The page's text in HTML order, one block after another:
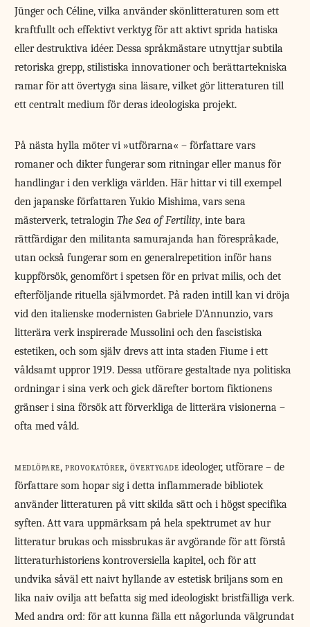
Jünger och Céline, vilka använder skönlitteraturen som ett
kraftfullt och effektivt verktyg för att aktivt sprida hatiska
eller destruktiva idéer. Dessa språkmästare utnyttjar subtila
retoriska grepp, stilistiska innovationer och berättartekniska
ramar för att övertyga sina läsare, vilket gör litteraturen till
ett centralt medium för deras ideologiska projekt.
På nästa hylla möter vi »utförarna« – författare vars
romaner och dikter fungerar som ritningar eller manus för
handlingar i den verkliga världen. Här hittar vi till exempel
den japanske författaren Yukio Mishima, vars sena
mästerverk, tetraloginThe Sea of Fertility, inte bara
rättfärdigar den militanta samurajanda han förespråkade,
utan också fungerar som en generalrepetition inför hans
kuppförsök, genomfört i spetsen för en privat milis, och det
efterföljande rituella självmordet. På raden intill kan vi dröja
vid den italienske modernisten Gabriele D’Annunzio, vars
litterära verk inspirerade Mussolini och den fascistiska
estetiken, och som själv drevs att inta staden Fiume i ett
våldsamt uppror 1919. Dessa utförare gestaltade nya politiska
ordningar i sina verk och gick därefter bortom fiktionens
gränser i sina försök att förverkliga de litterära visionerna –
ofta med våld.
medlöpare, provokatörer, övertygade ideologer, utförare – de
författare som hopar sig i detta inflammerade bibliotek
använder litteraturen på vitt skilda sätt och i högst specifika
syften. Att vara uppmärksam på hela spektrumet av hur
litteratur brukas och missbrukas är avgörande för att förstå
litteraturhistoriens kontroversiella kapitel, och för att
undvika såväl ett naivt hyllande av estetisk briljans som en
lika naiv ovilja att befatta sig med ideologiskt bristfälliga verk.
Med andra ord: för att kunna fälla ett någorlunda välgrundat